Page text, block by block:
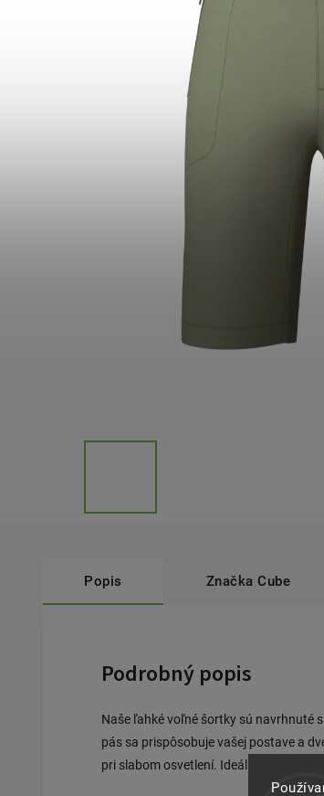
Popis Značka Cube
Podrobný popis
Naše ľahké voľné šortky sú navrhnuté
pás sa prispôsobuje vašej postave a
pri slabom osvetlení. Ideálne pre